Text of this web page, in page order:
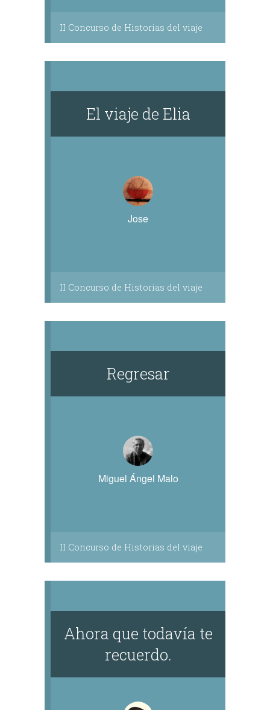
II Concurso de Historias del viaje
El viaje de Elia
Jose
II Concurso de Historias del viaje
Regresar
Miguel Ángel Malo
II Concurso de Historias del viaje
Ahora que todavía te
recuerdo.